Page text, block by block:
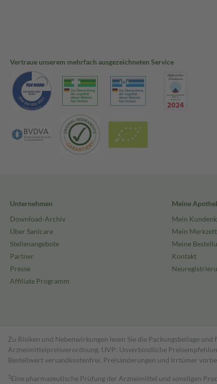
Vertraue unserem mehrfach ausgezeichneten Service
Unternehmen
Download-Archiv
Über Sanicare
Stellenangebote
Partner
Presse
Affiliate Programm
Meine
Mein
Mein
Meine
Kontakt
Zu Risiken und Nebenwirkungen lesen Sie die Packungsbeilage
Arzneimittelpreisverordnung. UVP: Unverbindliche
Bestell­wert versand­kosten­frei. Preisänderungen und Irrtümer
1 Eine pharmazeutische Prüfung der Arzneimittel und sonstigen